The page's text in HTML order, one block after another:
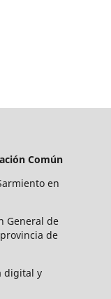
Común
en
General de
de
digital y